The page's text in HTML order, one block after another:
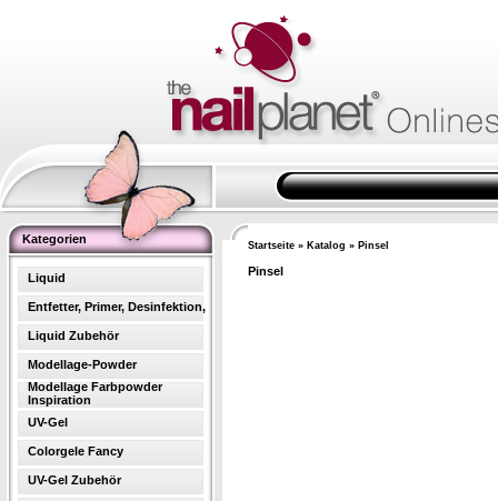
Kategorien
Liquid
Entfetter, Primer, Desinfektion,
Liquid Zubehör
Modellage-Powder
Modellage Farbpowder
Inspiration
UV-Gel
Colorgele Fancy
UV-Gel Zubehör
Startseite » Katalog » Pinsel
Pinsel